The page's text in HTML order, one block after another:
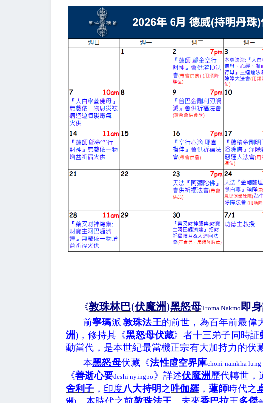
《敦珠林巴(伏魔洲)黑怒母Troma Nakmo即
前寧瑪派 敦珠法王的前世，為百年前最偉
洲)，修持其《黑怒母伏藏》者十三弟子同時証
動當代，是本世紀最當機正宗有大加持力的伏
本黑怒母伏藏 《法性虛空界庫choni namkha lung
《善逝心要deshi nyingpo 》 詳述伏魔洲 歷代轉世，
舍利子 ， 印度八大持明 之 吽伽羅，蓮師時代之
洲) ，本時代之前敦珠法王 ，未來香巴拉王多傑